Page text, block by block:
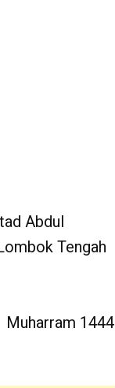
Abdul
Tengah
Muharram 1444